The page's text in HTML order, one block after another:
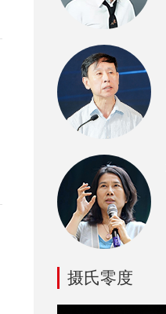
摄氏零度